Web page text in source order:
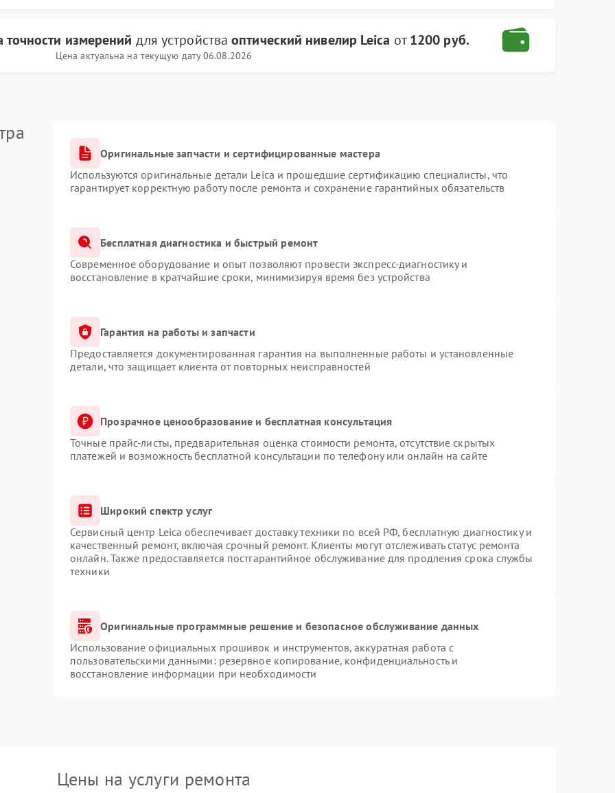
точности измерений для устройстваоптический нивелир Leica от1200 руб.
Цена актуальна на текущую дату 06.08.2026
Оригинальные запчасти и сертифицированные мастера
Используются оригинальные детали Leica и прошедшие сертификацию специалисты, что
гарантирует корректную работу после ремонта и сохранение гарантийных обязательств
Бесплатная диагностика и быстрый ремонт
Современное оборудование и опыт позволяют провести экспресс-диагностику и
восстановление в кратчайшие сроки, минимизируя время без устройства
Гарантия на работы и запчасти
Предоставляется документированная гарантия на выполненные работы и установленные
детали, что защищает клиента от повторных неисправностей
Прозрачное ценообразование и бесплатная консультация
Точные прайс-листы, предварительная оценка стоимости ремонта, отсутствие скрытых
платежей и возможность бесплатной консультации по телефону или онлайн на сайте
Широкий спектр услуг
Сервисный центр Leica обеспечивает доставку техники по всей РФ, бесплатную диагностику и
качественный ремонт, включая срочный ремонт. Клиенты могут отслеживать статус ремонта
онлайн. Также предоставляется постгарантийное обслуживание для продления срока службы
техники
Оригинальные программные решение и безопасное обслуживание данных
Использование официальных прошивок и инструментов, аккуратная работа с
пользовательскими данными: резервное копирование, конфиденциальность и
восстановление информации при необходимости
Цены на услуги ремонта